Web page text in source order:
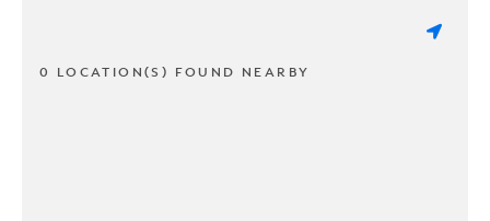
0 LOCATION(S) FOUND NEARBY